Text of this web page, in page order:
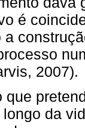
é
2007).
que
da